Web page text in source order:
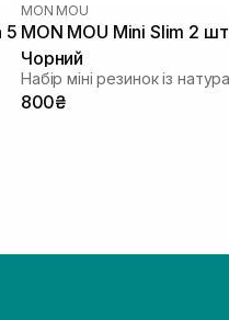
5
MON MOU
MON MOU Mini Slim 2 шт
Чорний
800₴